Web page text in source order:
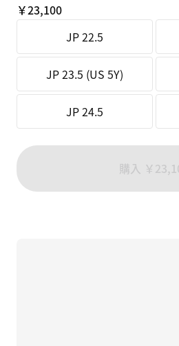
￥23,100
JP 22.5
JP 23.5 (US 5Y)
JP 24.5
購入 ￥